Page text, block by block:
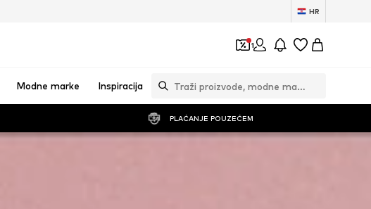
HR
1
Modne marke Inspiracija
PLAĆANJE POUZEĆEM